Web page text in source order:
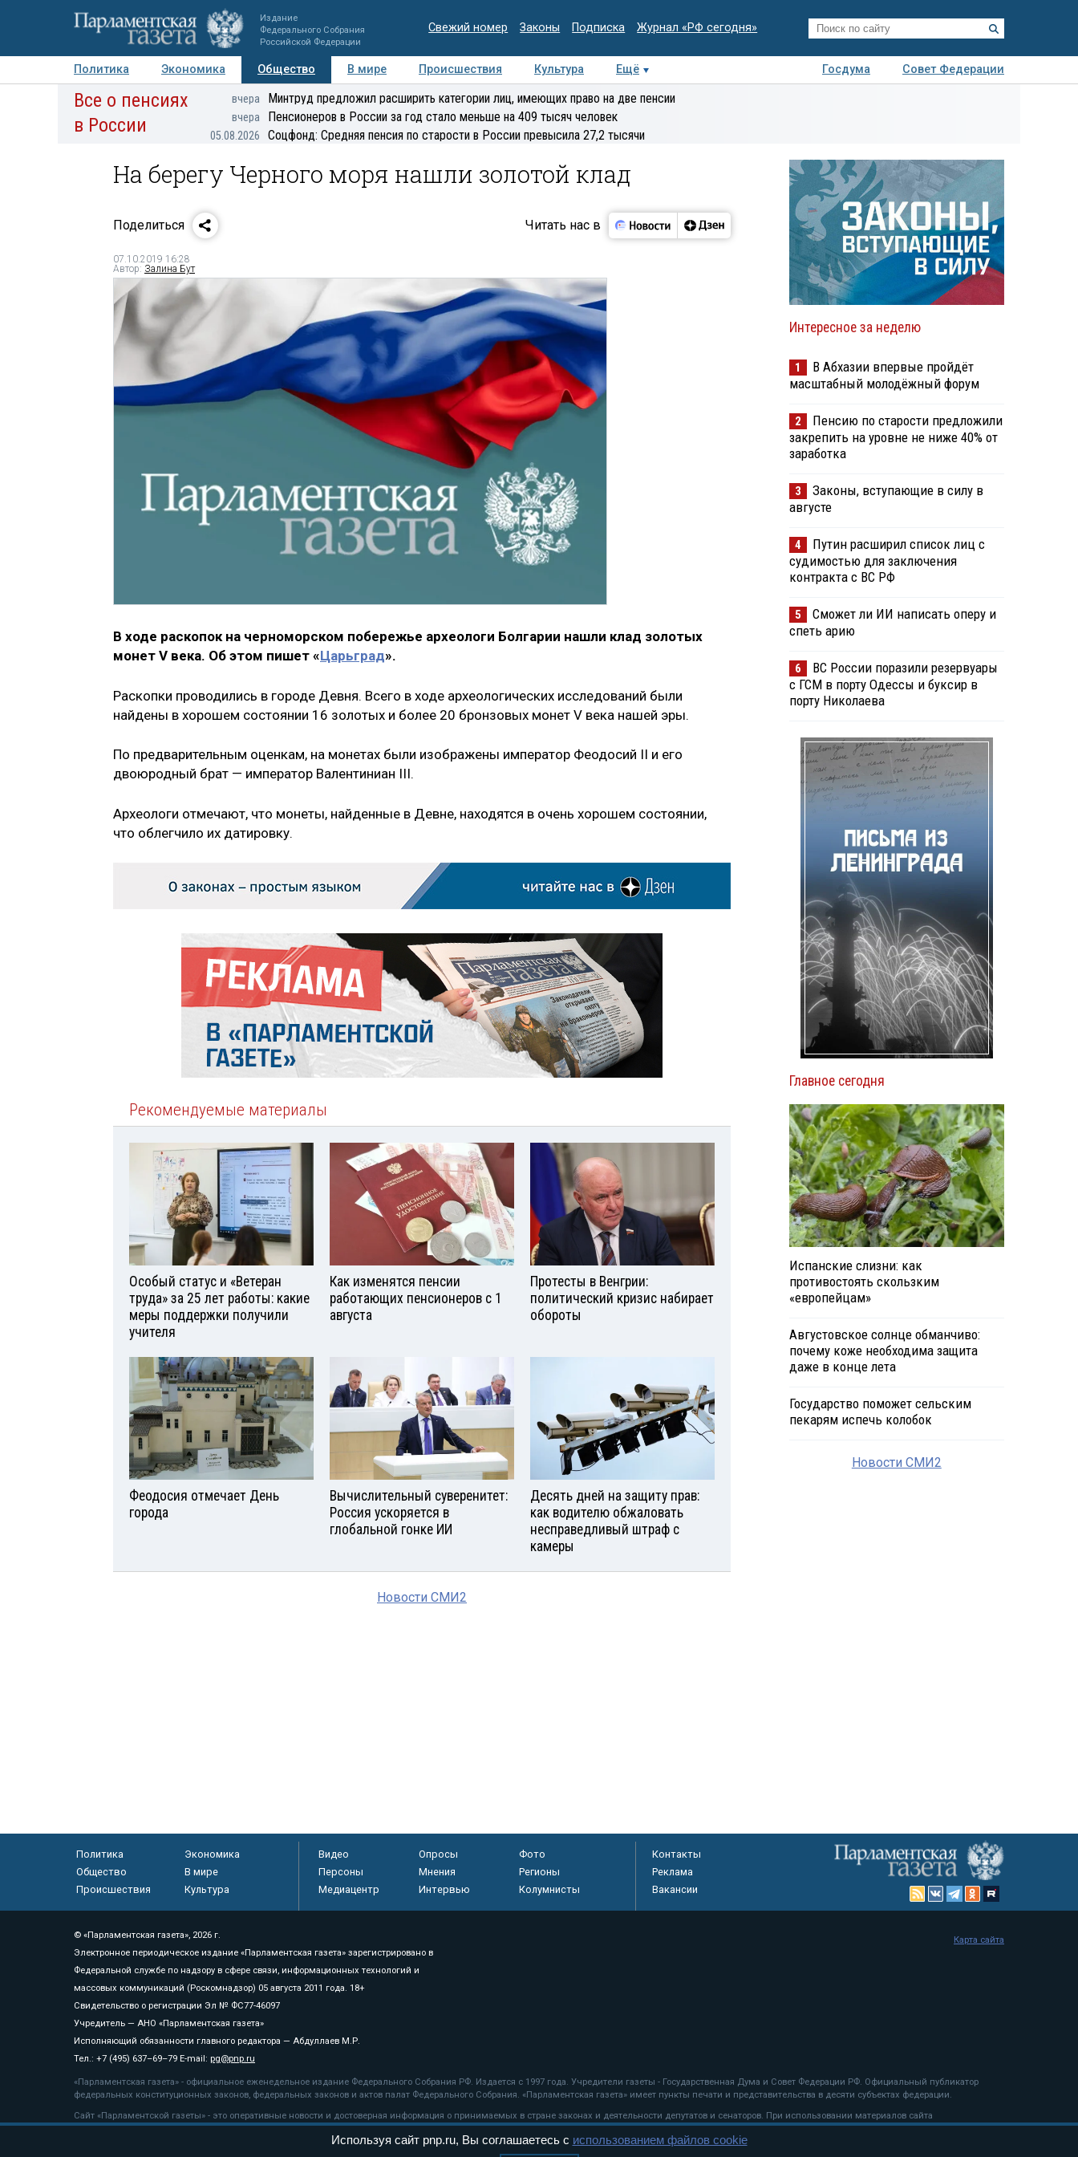
Издание
Федерального Собрания
Российской Федерации
Свежий номер Законы Подписка Журнал «РФ сегодня»
Политика Экономика Общество В мире Происшествия Культура Ещё Госдума
Совет Федерации
Авторы Персоны Мнения Регионы Медиацентр Интервью Колумнисты
Деловая
Все о пенсиях
в России
вчера Минтруд предложил расширить категории лиц, имеющих право на две пенсии
вчера Пенсионеров в России за год стало меньше на 409 тысяч человек
05.08.2026 Соцфонд: Средняя пенсия по старости в России превысила 27,2 тысячи
На берегу Черного моря нашли золотой клад
Поделиться Читать нас в
07.10.2019 16:28
Автор: Залина Бут
В ходе раскопок на черноморском побережье археологи Болгарии нашли клад золотых
монет V века. Об этом пишет «Царьград».
Раскопки проводились в городе Девня. Всего в ходе археологических исследований были
найдены в хорошем состоянии 16 золотых и более 20 бронзовых монет V века нашей эры.
По предварительным оценкам, на монетах были изображены император Феодосий II и его
двоюродный брат — император Валентиниан III.
Археологи отмечают, что монеты, найденные в Девне, находятся в очень хорошем состоянии,
что облегчило их датировку.
Рекомендуемые материалы
Особый статус и «Ветеран
труда» за 25 лет работы: какие
меры поддержки получили
учителя
Как изменятся пенсии
работающих пенсионеров с 1
августа
Протесты в Венгрии:
политический кризис набирает
обороты
Феодосия отмечает День
города
Вычислительный суверенитет:
Россия ускоряется в
глобальной гонке ИИ
Десять дней на защиту прав:
как водителю обжаловать
несправедливый штраф с
камеры
Новости СМИ2
Интересное за неделю
1
В Абхазии впервые пройдёт
масштабный молодёжный форум
2
Пенсию по старости предложили
закрепить на уровне не ниже 40% от
заработка
3
Законы, вступающие в силу в
августе
4
Путин расширил список лиц с
судимостью для заключения
контракта с ВС РФ
5
Сможет ли ИИ написать оперу и
спеть арию
6
ВС России поразили резервуары
с ГСМ в порту Одессы и буксир в
порту Николаева
Главное сегодня
Испанские слизни: как
противостоять скользким
«европейцам»
Августовское солнце обманчиво:
почему коже необходима защита
даже в конце лета
Государство поможет сельским
пекарям испечь колобок
Новости СМИ2
Политика
Экономика
Общество
В мире
Происшествия
Культура
Видео Опросы
Фото
Персоны
Мнения
Регионы
Медиацентр
Интервью Колумнисты
Контакты
Реклама
Вакансии
© «Парламентская газета», 2026 г.
Электронное периодическое издание «Парламентская газета» зарегистрировано в
Федеральной службе по надзору в сфере связи, информационных технологий и
массовых коммуникаций (Роскомнадзор) 05 августа 2011 года. 18+
Свидетельство о регистрации Эл № ФС77-46097
Учредитель — АНО «Парламентская газета»
Исполняющий обязанности главного редактора — Абдуллаев М.Р.
Тел.: +7 (495) 637–69–79 E-mail: pg@pnp.ru
«Парламентская газета» - официальное еженедельное издание Федерального Собрания РФ. Издается с 1997 года. Учредители газеты - Государственная Дума и Совет Федерации РФ. Официальный публикатор
федеральных конституционных законов, федеральных законов и актов палат Федерального Собрания. «Парламентская газета» имеет пункты печати и представительства в десяти субъектах федерации.
Сайт «Парламентской газеты» - это оперативные новости и достоверная информация о принимаемых в стране законах и деятельности депутатов и сенаторов. При использовании материалов сайта
«Парламентской газеты» активная ссылка на pnp.ru обязательна.
рекомендательные технологии
Карта сайта
Используя сайт pnp.ru, Вы соглашаетесь с использованием файлов cookie